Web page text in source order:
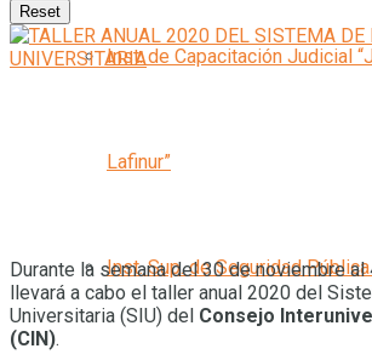
Inst. de Capacitación Judicial
Lafinur”
Inst. Sup. de Seguridad Pública
Reset
Durante la semana del 30 de noviembre
llevará a cabo el taller anual 2020 del
Universitaria (SIU) del Consejo
(CIN).